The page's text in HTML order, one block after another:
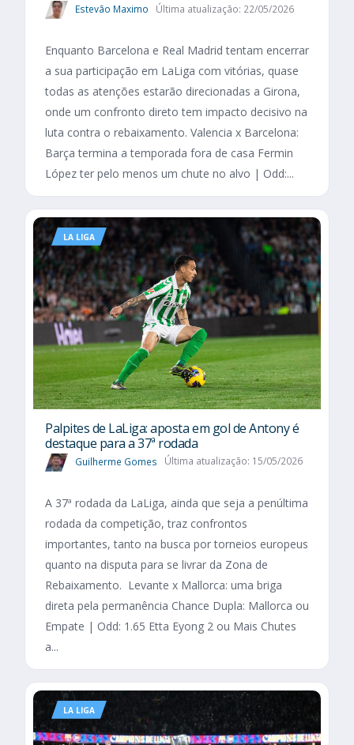
Estevão Maximo Última atualização: 22/05/2026
Enquanto Barcelona e Real Madrid tentam encerrar
a sua participação em LaLiga com vitórias, quase
todas as atenções estarão direcionadas a Girona,
onde um confronto direto tem impacto decisivo na
luta contra o rebaixamento. Valencia x Barcelona:
Barça termina a temporada fora de casa Fermin
López ter pelo menos um chute no alvo | Odd:...
LA LIGA
Palpites de LaLiga: aposta em gol de Antony é
destaque para a 37ª rodada
Guilherme Gomes Última atualização: 15/05/2026
A 37ª rodada da LaLiga, ainda que seja a penúltima
rodada da competição, traz confrontos
importantes, tanto na busca por torneios europeus
quanto na disputa para se livrar da Zona de
Rebaixamento. Levante x Mallorca: uma briga
direta pela permanência Chance Dupla: Mallorca ou
Empate | Odd: 1.65 Etta Eyong 2 ou Mais Chutes
a...
LA LIGA